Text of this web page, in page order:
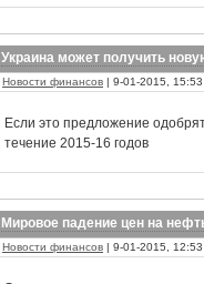
Украина может получить
Новости финансов | 9-01-2015, 15:53
Если это предложение
течение 2015-16 годов
Мировое падение цен на
Новости финансов | 9-01-2015, 12:53